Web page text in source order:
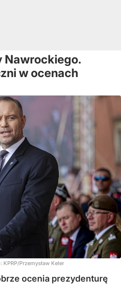
Nawrockiego.
w ocenach
KPRP/Przemysław Keler
ocenia prezydenturę